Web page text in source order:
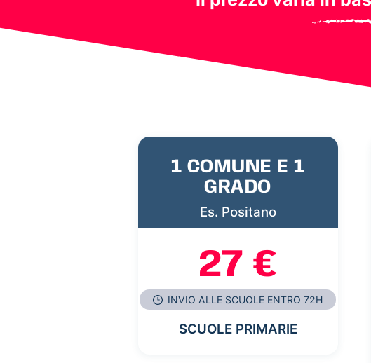
1 COMUNE E 1
GRADO
Es. Positano
27 €
INVIO ALLE SCUOLE ENTRO 72H
SCUOLE PRIMARIE